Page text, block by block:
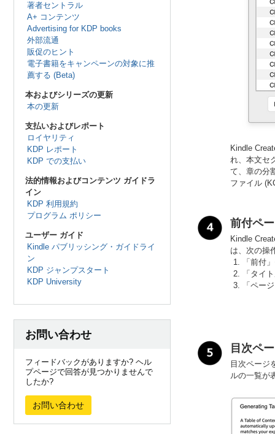
著者セントラル
A+ コンテンツ
Advertising for KDP books
外部流通
販促のヒント
電子書籍をキャンペーンの対象に推
薦する (Beta)
本およびシリーズの更新
本の更新
支払いおよびレポート
ロイヤリティ
KDP レポート
KDP での支払い
法的情報およびコンテンツ ガイドラ
イン
KDP 利用規約
プログラム ポリシー
ユーザー ガイド
Kindle パブリッシング・ガイドライ
ン
KDP ジャンプスタート
KDP University
お問い合わせ
フィードバックがありますか? ヘル
プページで回答が見つかりませんで
したか?
お問い合わせ
Kindle
れ、本文セ
て、章の分
ファイル
前付ペ
Kindle
は、次の操
「前付
「タイ
「ペー
目次ペ
目次ページ
ルの一覧が